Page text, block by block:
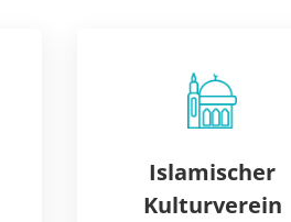
Islamischer
Kulturverein